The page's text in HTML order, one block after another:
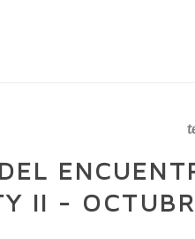
II -